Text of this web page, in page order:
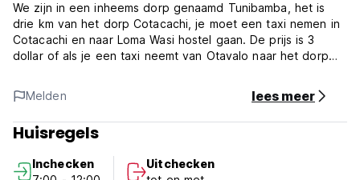
We zijn in een inheems dorp genaamd Tunibamba, het is
drie km van het dorp Cotacachi, je moet een taxi nemen in
Cotacachi en naar Loma Wasi hostel gaan. De prijs is 3
dollar of als je een taxi neemt van Otavalo naar het dorp
maakt, sturen wij u alle informatie en een kaart per e-mail.
Onze kamers zijn uitgerust met een eigen badkamer en een
warme douche. Wij kunnen maximaal zes personen
ontvangen, inclusief kinderen. Het uitzicht is prachtig en we
Cotacachi en bovendien zijn we slechts twintig minuten in
Melden lees meer
Huisregels
Inchecken
Uitchecken